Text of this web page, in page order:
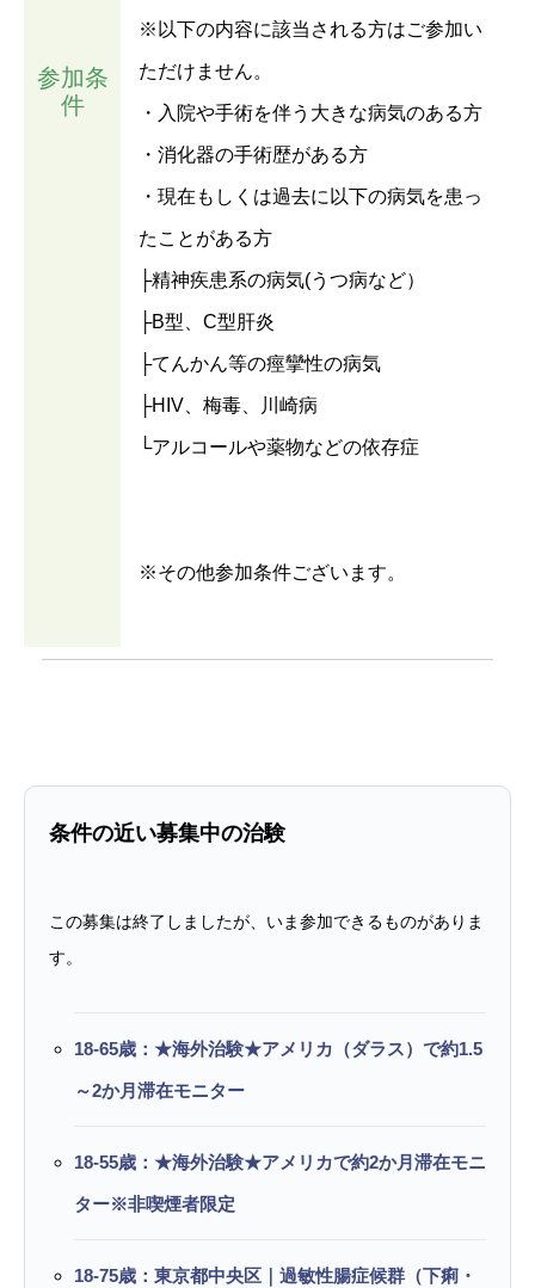
参加条
件
※以下の内容に該当される方はご参加い
ただけません。
・入院や手術を伴う大きな病気のある方
・消化器の手術歴がある方
・現在もしくは過去に以下の病気を患っ
たことがある方
├精神疾患系の病気(うつ病など）
├B型、C型肝炎
├てんかん等の痙攣性の病気
├HIV、梅毒、川崎病
└アルコールや薬物などの依存症
※その他参加条件ございます。
条件の近い募集中の治験
この募集は終了しましたが、いま参加できるものがありま
す。
18-65歳：★海外治験★アメリカ（ダラス）で約1.5
～2か月滞在モニター
18-55歳：★海外治験★アメリカで約2か月滞在モニ
ター※非喫煙者限定
18-75歳：東京都中央区｜過敏性腸症候群（下痢・